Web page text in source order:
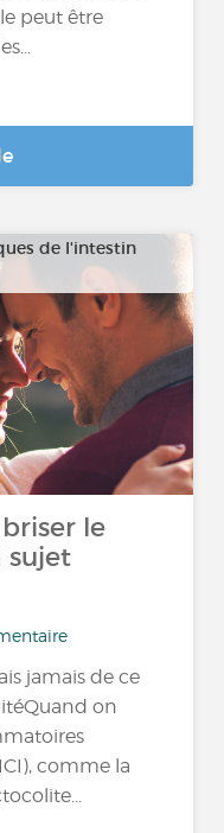
peut être
de l'intestin
le
sujet
jamais de ce
on
comme la